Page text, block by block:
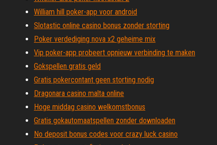
William hill poker-app voor android
Slotastic online casino bonus zonder storting
Poker verdediging nova x2 geheime mix
Vip poker-app probeert opnieuw verbinding te maken
Gokspellen gratis geld
Gratis pokercontant geen storting nodig
Dragonara casino malta online
Hoge middag casino welkomstbonus
Gratis gokautomaatspellen zonder downloaden
No deposit bonus codes voor crazy luck casino